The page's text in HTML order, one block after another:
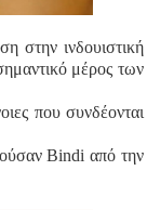
στην ινδουιστική
μέρος των
που συνδέονται
Bindi από την